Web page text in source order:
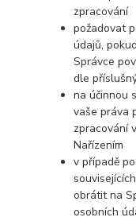
zpracování
požadovat
údajů,
Správce
dle
na účinnou
vaše práva
zpracování
Nařízením
v případě
obrátit na
osobních